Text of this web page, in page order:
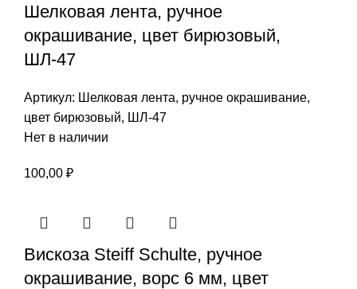
Шелковая лента, ручное
окрашивание, цвет бирюзовый,
ШЛ-47
Артикул: Шелковая лента, ручное окрашивание,
цвет бирюзовый, ШЛ-47
Нет в наличии
100,00 ₽
Вискоза Steiff Schulte, ручное
окрашивание, ворс 6 мм, цвет